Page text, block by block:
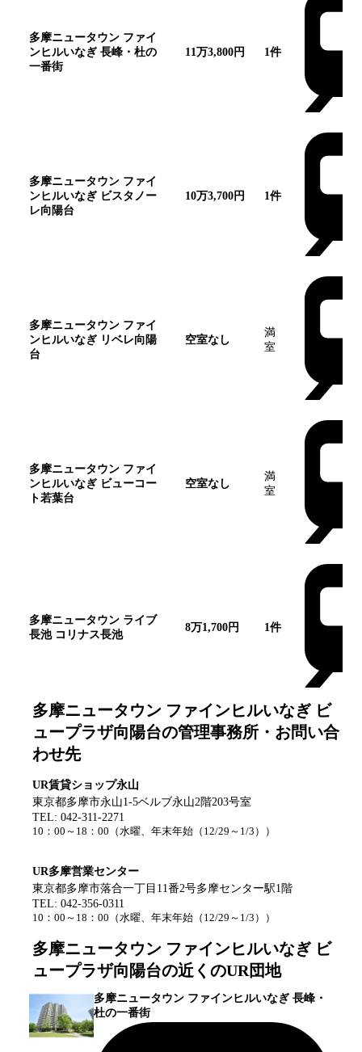
多摩ニュータウン ファイ
ンヒルいなぎ 長峰・杜の
一番街
11万3,800円 1件
多摩ニュータウン ファイ
ンヒルいなぎ ビスタノー
レ向陽台
10万3,700円 1件
多摩ニュータウン ファイ
ンヒルいなぎ リベレ向陽
台
空室なし
満
室
多摩ニュータウン ファイ
ンヒルいなぎ ビューコー
ト若葉台
空室なし
満
室
多摩ニュータウン ライブ
長池 コリナス長池
8万1,700円 1件
多摩ニュータウン ファインヒルいなぎ ビ
ュープラザ向陽台の管理事務所・お問い合
わせ先
UR賃貸ショップ永山
東京都多摩市永山1-5ベルブ永山2階203号室
TEL: 042-311-2271
10：00～18：00 （水曜、年末年始（12/29～1/3） ）
UR多摩営業センター
東京都多摩市落合一丁目11番2号多摩センター駅1階
TEL: 042-356-0311
10：00～18：00 （水曜、年末年始（12/29～1/3） ）
多摩ニュータウン ファインヒルいなぎ ビ
ュープラザ向陽台の近くのUR団地
多摩ニュータウン ファインヒルいなぎ 長峰・
杜の一番街